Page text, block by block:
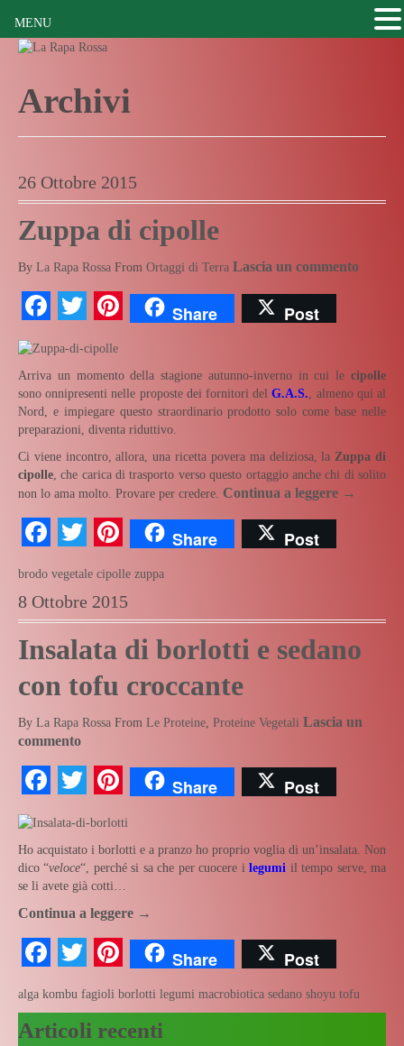
Archivi
26 Ottobre 2015
Zuppa di cipolle
By La Rapa Rossa From Ortaggi di Terra Lascia un commento
Facebook
TwitterPinterest
Share Post
Arriva un momento della stagione autunno-inverno in cui le cipolle
sono onnipresenti nelle proposte dei fornitori delG.A.S. , almeno qui al
Nord, e impiegare questo straordinario prodotto solo come base nelle
preparazioni, diventa riduttivo.
Ci viene incontro, allora, una ricetta povera ma deliziosa, la Zuppa di
cipolle , che carica di trasporto verso questo ortaggio anche chi di solito
non lo ama molto. Provare per credere. Continua a leggere →
Facebook
TwitterPinterest
Share Post
brodo vegetale cipolle zuppa
8 Ottobre 2015
Insalata di borlotti e sedano
con tofu croccante
By La Rapa Rossa From Le Proteine Proteine Vegetali Lascia un
commento
Facebook
TwitterPinterest
Share Post
Ho acquistato i borlotti e a pranzo ho proprio voglia di un’insalata. Non
dico “veloce“, perché si sa che per cuocere ilegumi il tempo serve, ma
se li avete già cotti…
Continua a leggere →
Facebook
TwitterPinterest
Share Post
alga kombu fagioli borlotti legumi macrobiotica sedano shoyu tofu
Articoli recenti
MENU